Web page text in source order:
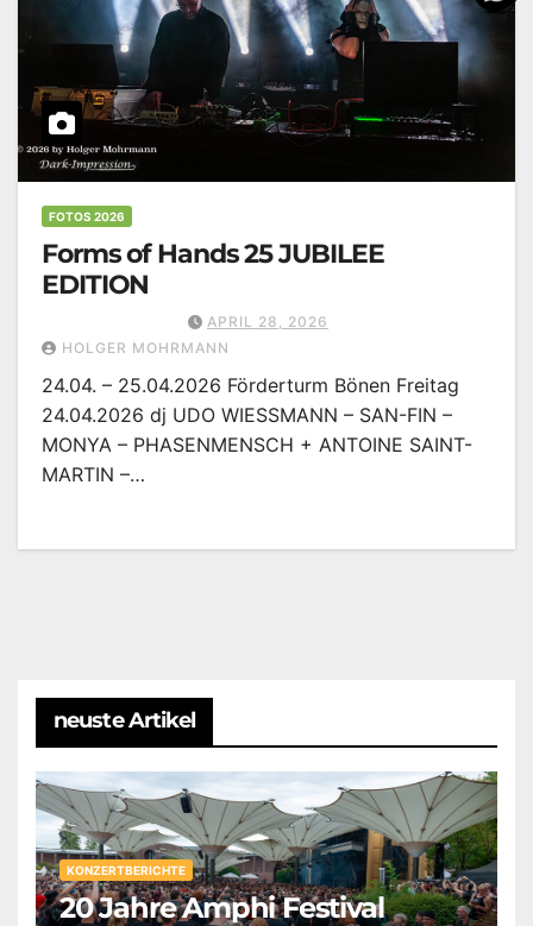
FOTOS 2026
Forms of Hands 25 JUBILEE
EDITION
APRIL 28, 2026
HOLGER MOHRMANN
24.04. – 25.04.2026 Förderturm Bönen Freitag
24.04.2026 dj UDO WIESSMANN – SAN-FIN –
MONYA – PHASENMENSCH + ANTOINE SAINT-
MARTIN –…
neuste Artikel
KONZERTBERICHTE
20 Jahre Amphi Festival